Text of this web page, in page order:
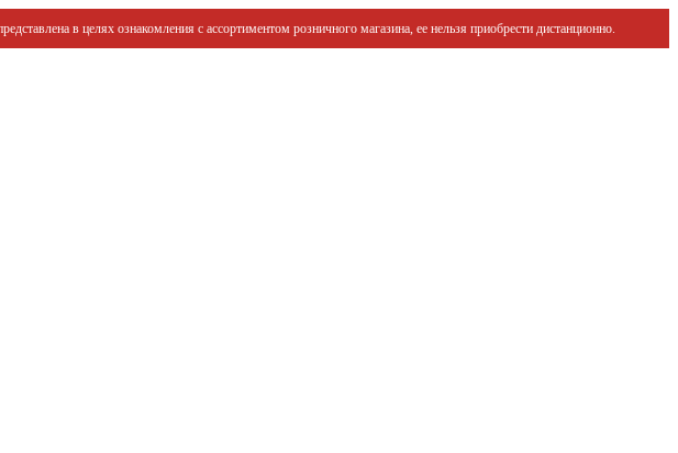
в целях ознакомления с ассортиментом розничного магазина, ее нельзя приобрести дистанционно.